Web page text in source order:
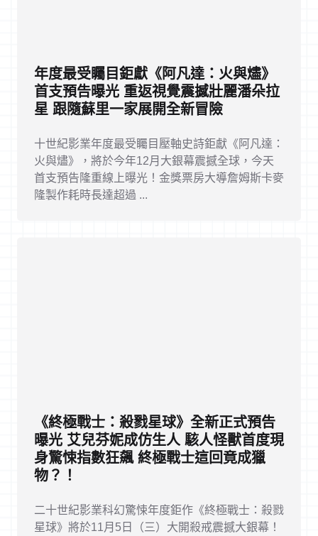
年度最受矚目鉅獻《阿凡達：火與燼》
首支預告曝光 重返視覺震撼壯麗潘朵拉
星 跟隨蘇里一家展開全新冒險
十世紀影業年度最受矚目壓軸史詩鉅獻《阿凡達：
火與燼》，將於今年12月大銀幕震撼全球，今天
首支預告隆重線上曝光！金獎票房大導詹姆斯卡麥
隆製作耗時長達超過 ...
《終極戰士：殺戮星球》全新正式預告
曝光 艾兒芬妮成仿生人 駭人怪獸首度現
身驚悚指數狂飆 終極戰士這回竟成獵
物？！
二十世紀影業科幻驚悚年度鉅作《終極戰士：殺戮
星球》將於11月5日（三）大開殺戒震撼大銀幕！